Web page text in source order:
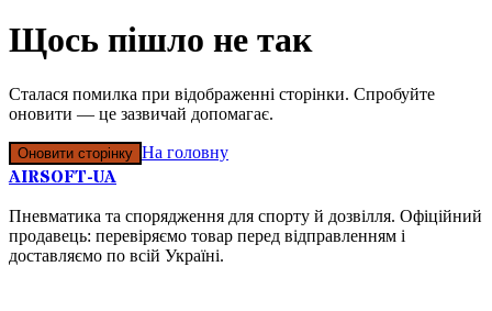
Щось пішло не так
Сталася помилка при відображенні сторінки. Спробуйте
оновити — це зазвичай допомагає.
Оновити сторінку На головну
AIRSOFT-UA
Пневматика та спорядження для спорту й дозвілля. Офіційний
продавець: перевіряємо товар перед відправленням і
доставляємо по всій Україні.